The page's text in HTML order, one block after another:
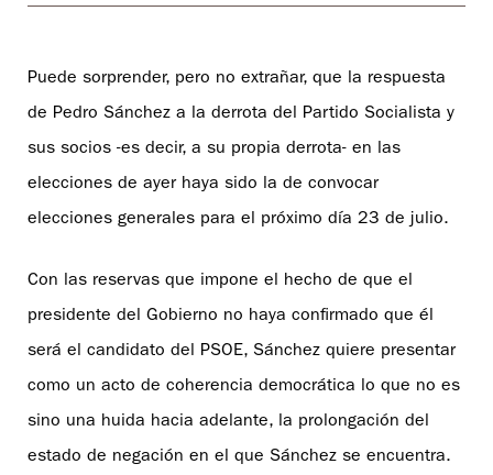
Puede sorprender, pero no extrañar, que la respuesta
de Pedro Sánchez a la derrota del Partido Socialista y
sus socios -es decir, a su propia derrota- en las
elecciones de ayer haya sido la de convocar
elecciones generales para el próximo día 23 de julio.
Con las reservas que impone el hecho de que el
presidente del Gobierno no haya confirmado que él
será el candidato del PSOE, Sánchez quiere presentar
como un acto de coherencia democrática lo que no es
sino una huida hacia adelante, la prolongación del
estado de negación en el que Sánchez se encuentra.